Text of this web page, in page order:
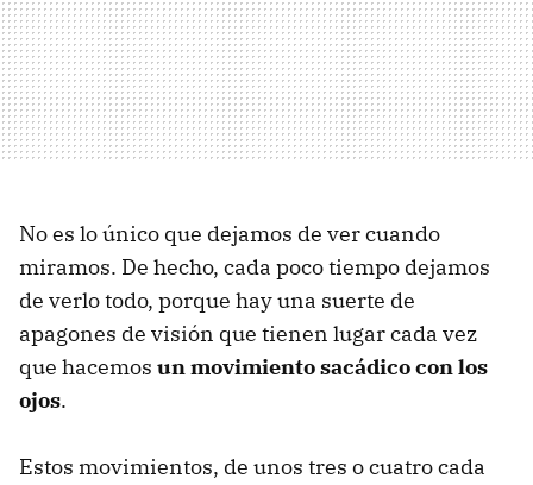
No es lo único que dejamos de ver cuando
miramos. De hecho, cada poco tiempo dejamos
de verlo todo, porque hay una suerte de
apagones de visión que tienen lugar cada vez
que hacemos un movimiento sacádico con los
ojos.
Estos movimientos, de unos tres o cuatro cada